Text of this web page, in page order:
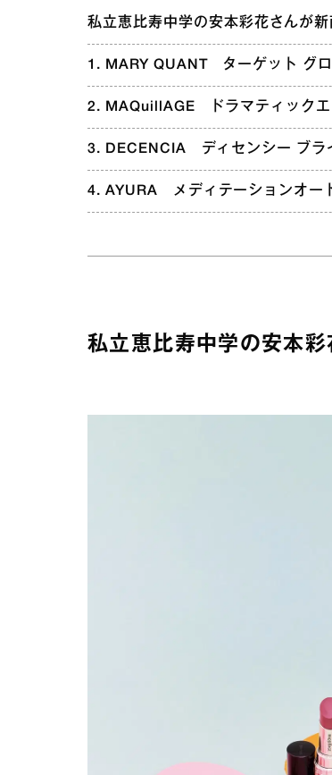
私立恵比寿中学の安本彩花さんが新
1. MARY QUANT ターゲット グロ
2. MAQuillAGE ドラマティックエ
3. DECENCIA ディセンシー ブラ
4. AYURA メディテーションオー
私立恵比寿中学の安本彩